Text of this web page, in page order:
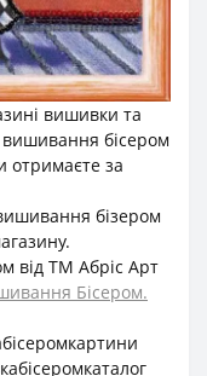
вишивки та
вишивання бісером
отримаєте за
бізером
від ТМ Абріс Арт
Бісером.